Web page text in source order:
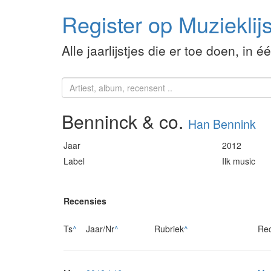
Register op
Alle jaarlijstjes die er toe doen, in
Benninck & co. Han Bennink
Jaar
2012
Label
Ilk music
Recensies
Ts^ Jaar/Nr^ Rubriek^